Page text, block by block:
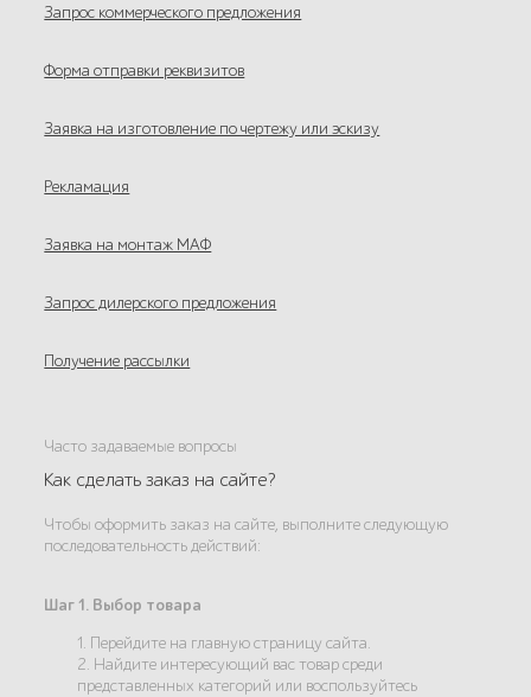
Запрос коммерческого предложения
Форма отправки реквизитов
Заявка на изготовление по чертежу или эскизу
Рекламация
Заявка на монтаж МАФ
Запрос дилерского предложения
Получение рассылки
Часто задаваемые вопросы
Как сделать заказ на сайте?
Чтобы оформить заказ на сайте, выполните следующую
последовательность действий:
Шаг 1. Выбор товара
1. Перейдите на главную страницу сайта.
2. Найдите интересующий вас товар среди
представленных категорий или воспользуйтесь